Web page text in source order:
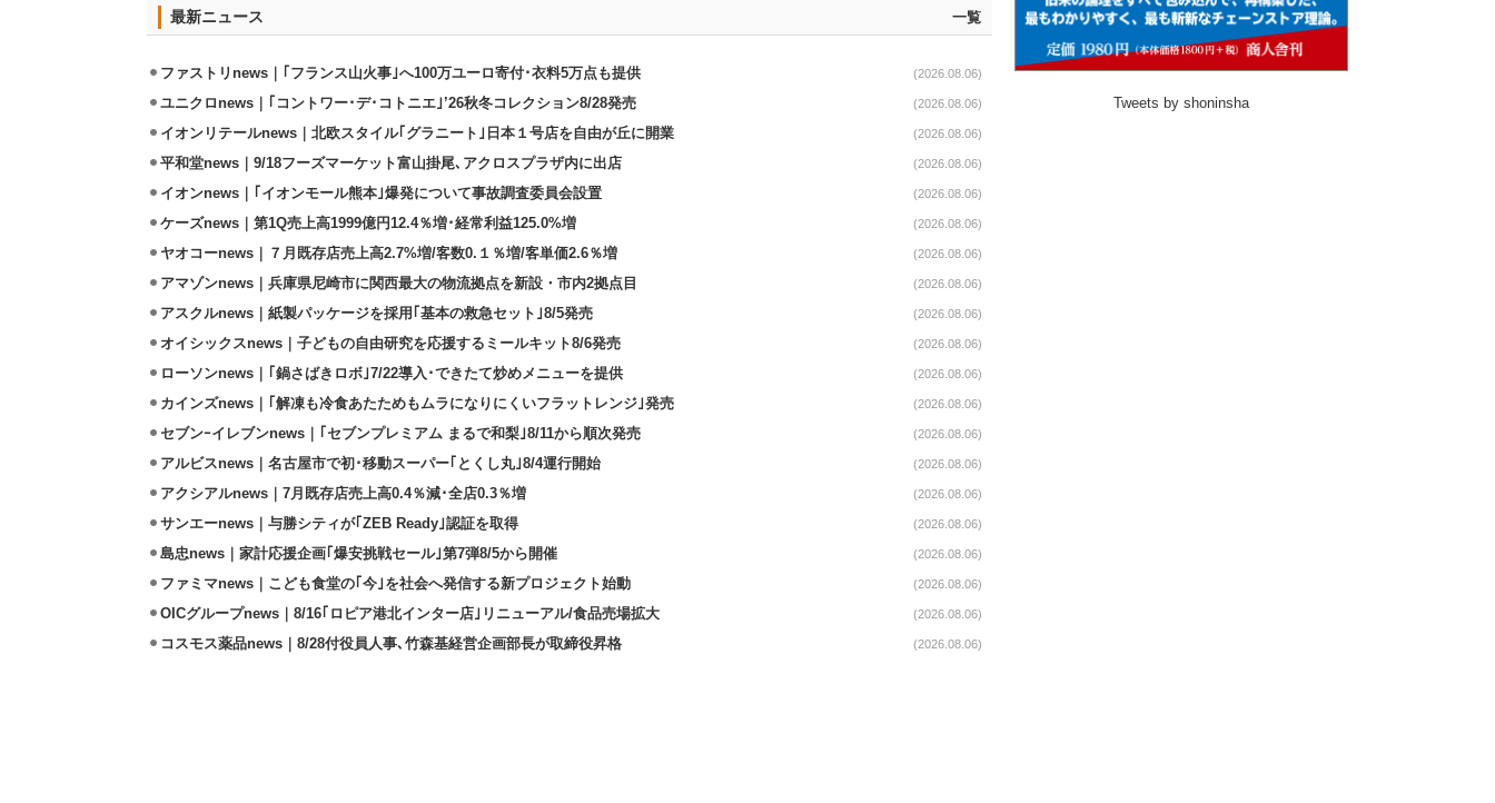
最新ニュース 一覧
ファストリnews｜｢フランス山火事｣へ100万ユーロ寄付･衣料5万点も提供 (2026.08.06)
ユニクロnews｜｢コントワー･デ･コトニエ｣’26秋冬コレクション8/28発売 (2026.08.06)
イオンリテールnews｜北欧スタイル｢グラニート｣日本１号店を自由が丘に開業 (2026.08.06)
平和堂news｜9/18フーズマーケット富山掛尾､アクロスプラザ内に出店 (2026.08.06)
イオンnews｜｢イオンモール熊本｣爆発について事故調査委員会設置 (2026.08.06)
ケーズnews｜第1Q売上高1999億円12.4％増･経常利益125.0%増 (2026.08.06)
ヤオコーnews｜７月既存店売上高2.7%増/客数0.１％増/客単価2.6％増 (2026.08.06)
アマゾンnews｜兵庫県尼崎市に関西最大の物流拠点を新設・市内2拠点目 (2026.08.06)
アスクルnews｜紙製パッケージを採用｢基本の救急セット｣8/5発売 (2026.08.06)
オイシックスnews｜子どもの自由研究を応援するミールキット8/6発売 (2026.08.06)
ローソンnews｜｢鍋さばきロボ｣7/22導入･できたて炒めメニューを提供 (2026.08.06)
カインズnews｜｢解凍も冷食あたためもムラになりにくいフラットレンジ｣発売 (2026.08.06)
セブンｰイレブンnews｜｢セブンプレミアム まるで和梨｣8/11から順次発売 (2026.08.06)
アルビスnews｜名古屋市で初･移動スーパー｢とくし丸｣8/4運行開始 (2026.08.06)
アクシアルnews｜7月既存店売上高0.4％減･全店0.3％増 (2026.08.06)
サンエーnews｜与勝シティが｢ZEB Ready｣認証を取得 (2026.08.06)
島忠news｜家計応援企画｢爆安挑戦セール｣第7弾8/5から開催 (2026.08.06)
ファミマnews｜こども食堂の｢今｣を社会へ発信する新プロジェクト始動 (2026.08.06)
OICグループnews｜8/16｢ロピア港北インター店｣リニューアル/食品売場拡大 (2026.08.06)
コスモス薬品news｜8/28付役員人事､竹森基経営企画部長が取締役昇格 (2026.08.06)
Tweets by shoninsha